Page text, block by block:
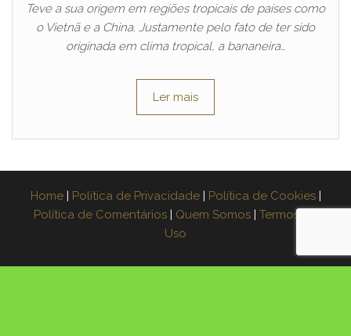
Teve a sua origem em regiões tropicais de países como
o Vietnã e a China. Justamente pelo fato de ter sido
originada em clima tropical, a bananeira…
Ler mais
Home | Política de Privacidade | Política de Cookies |
Política de Comentários | Quem Somos | Termos de
Uso